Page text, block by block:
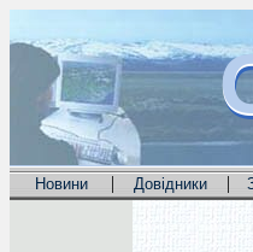
Новини | Довідники |